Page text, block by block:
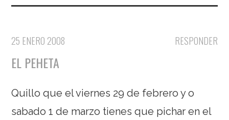
RESPONDER
25 ENERO 2008
EL PEHETA
Quillo que el viernes 29 de febrero y o
sabado 1 de marzo tienes que pichar en el